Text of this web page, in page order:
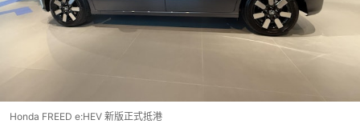
Honda FREED e:HEV 新版正式抵港